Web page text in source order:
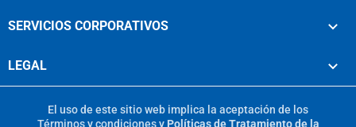
SERVICIOS CORPORATIVOS
LEGAL
El uso de este sitio web implica la aceptación de los
Términos y condicionesy Políticas de Tratamiento de la